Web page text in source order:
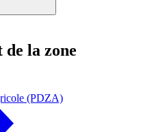
de la zone
(PDZA)